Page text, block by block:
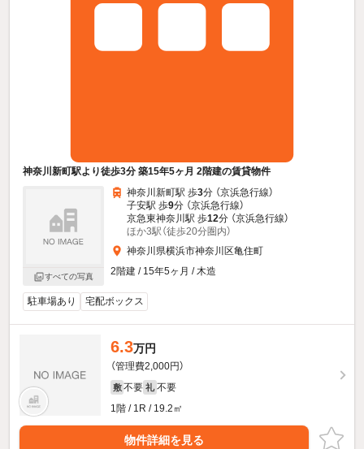
神奈川新町駅より徒歩3分 築15年5ヶ月 2階建の賃貸物件
すべての写真
神奈川新町駅 歩3分 （京浜急行線）
子安駅 歩9分 （京浜急行線）
京急東神奈川駅 歩12分 （京浜急行線）
ほか3駅（徒歩20分圏内）
神奈川県横浜市神奈川区亀住町
2階建 / 15年5ヶ月 / 木造
駐車場あり 宅配ボックス
6.3万円
（管理費2,000円）
敷 不要 礼 不要
1階 / 1R / 19.2㎡
物件詳細を見る